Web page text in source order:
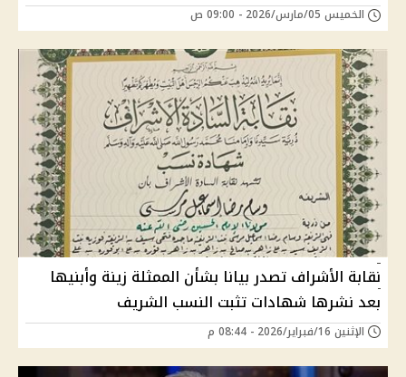
الخميس 05/مارس/2026 - 09:00 ص
نقابة الأشراف تصدر بيانا بشأن الممثلة زينة وأبنيها
بعد نشرها شهادات تثبت النسب الشريف
الإثنين 16/فبراير/2026 - 08:44 م